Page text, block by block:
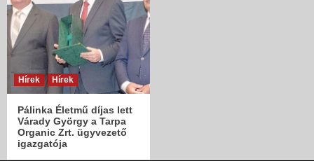
Hírek Hírek
Pálinka Életmű díjas lett
Várady György a Tarpa
Organic Zrt. ügyvezető
igazgatója